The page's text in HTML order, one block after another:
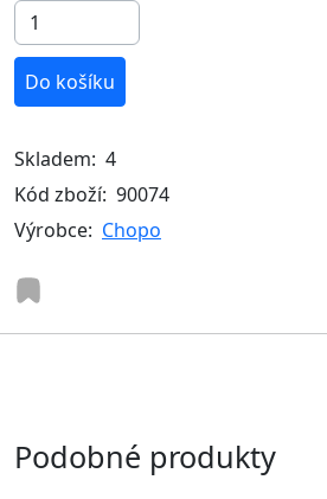
Do košíku
Skladem: 4
Kód zboží: 90074
Výrobce: Chopo
Podobné produkty